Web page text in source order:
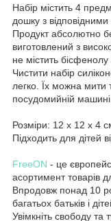
Набір містить 4
дошку з
Продукт абсолютно
виготовлений з
не містить
Чистити набір
легко. Їх можна
посудомийній машині.
Розміри: 12 х 12 х 4
Підходить для дітей
FreeON - це
асортимент товарів
Впродовж понад 10
багатьох батьків і
Увімкніть свободу та